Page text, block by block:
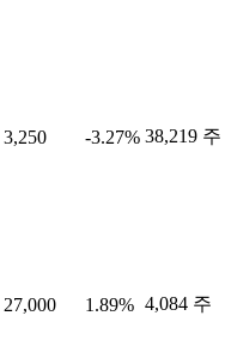
3,250 -3.27% 38,219 주
27,000 1.89% 4,084 주